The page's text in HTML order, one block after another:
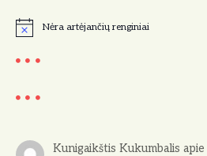
N
t
e
Nėra artėjančių renginiai
Kunigaikštis Kukumbalis apie